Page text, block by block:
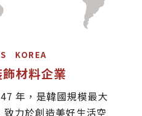
KOREA
材料企業
年，是韓國規模最大
力於創造美好生活空